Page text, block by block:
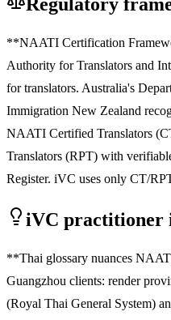
**NAATI Certification
Authority for Translators and
for translators. Australia's
Immigration New Zealand
NAATI Certified Translators
Translators (RPT) with
Register. iVC uses only CT/
iVC practitioner
**Thai glossary nuances
Guangzhou clients: render
(Royal Thai General System)